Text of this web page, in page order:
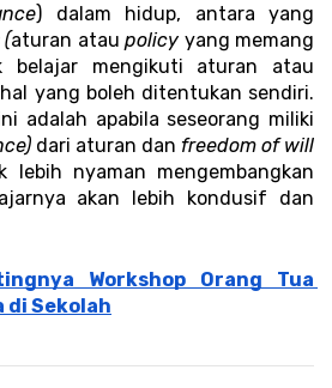
) dalam hidup, antara yang
(aturan atau policy yang memang
belajar mengikuti aturan atau
yang boleh ditentukan sendiri.
adalah apabila seseorang miliki
dari aturan dan freedom of will
lebih nyaman mengembangkan
akan lebih kondusif dan
Workshop Orang Tua
di Sekolah